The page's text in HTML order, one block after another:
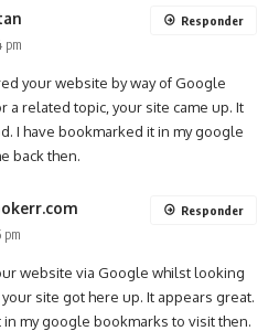
pm
your website by way of Google
a related topic, your site came up. It
I have bookmarked it in my google
back then.
Responder
pm
website via Google whilst looking
site got here up. It appears great.
in my google bookmarks to visit then.
Responder